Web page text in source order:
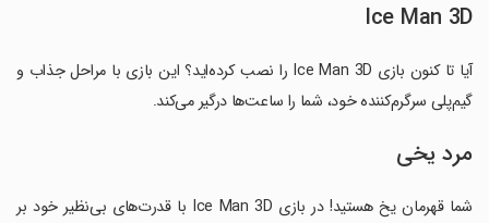
Ice Man 3D
آیا تا کنون بازی Ice Man 3D را نصب کرده‌اید؟ این بازی با مراحل جذاب و
گیم‌پلی سرگرم‌کننده خود، شما را ساعت‌ها درگیر می‌کند.
مرد یخی
شما قهرمان یخ هستید! در بازی Ice Man 3D با قدرت‌های بی‌نظیر خود بر